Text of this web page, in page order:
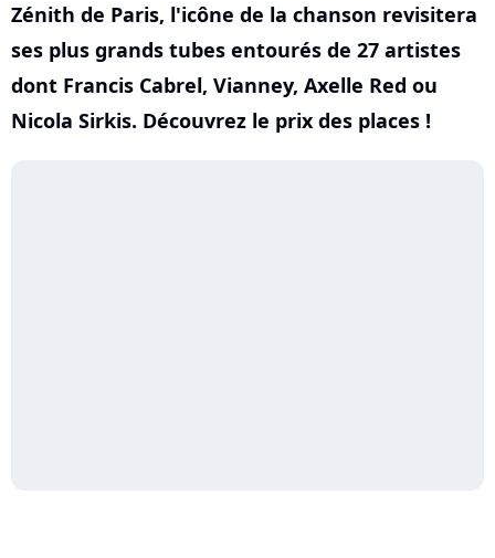
Zénith de Paris, l'icône de la chanson revisitera
ses plus grands tubes entourés de 27 artistes
dont Francis Cabrel, Vianney, Axelle Red ou
Nicola Sirkis. Découvrez le prix des places !